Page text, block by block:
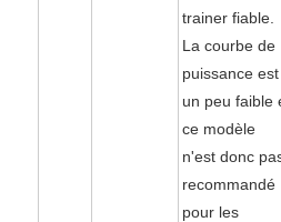
trainer fiable.
La courbe de
puissance est
un peu faible
ce modèle
n'est donc
recommandé
pour les